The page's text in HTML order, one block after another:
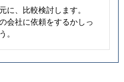
に、比較検討します。
会社に依頼をするかしっ
。